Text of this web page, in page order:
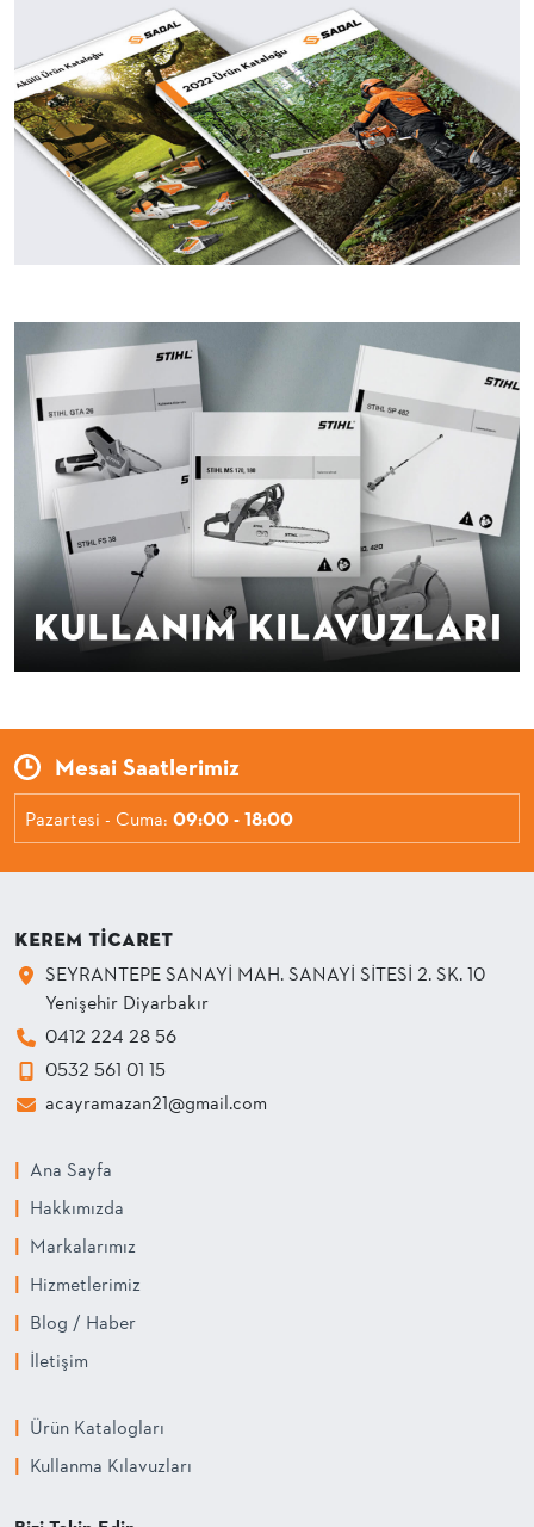
Mesai Saatlerimiz
Pazartesi - Cuma: 09:00 - 18:00
KEREM TİCARET
SEYRANTEPE SANAYİ MAH. SANAYİ SİTESİ 2. SK. 10
Yenişehir Diyarbakır
0412 224 28 56
0532 561 01 15
acayramazan21@gmail.com
| Ana Sayfa
| Hakkımızda
| Markalarımız
| Hizmetlerimiz
| Blog / Haber
| İletişim
| Ürün Katalogları
| Kullanma Kılavuzları